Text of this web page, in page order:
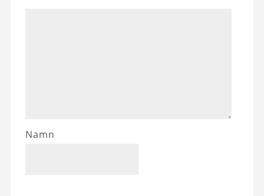
Namn